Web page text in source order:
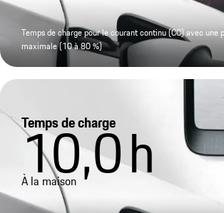
Temps de charge pour le courant continu (CC) avec une
maximale (10 à 80 %)
Temps de charge
10,0h
À la maison